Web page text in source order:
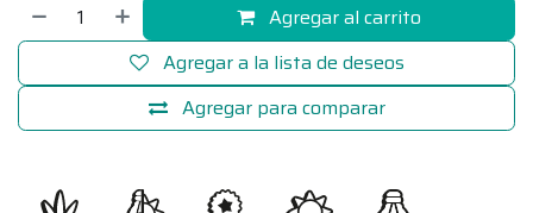
Agregar al carrito
Agregar para comparar
Agregar a la lista de deseos